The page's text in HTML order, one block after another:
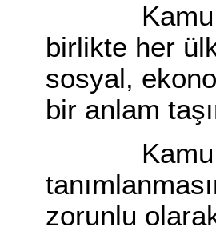
Kamu
birlikte her
sosyal,
bir anlam
Kamu
zorunlu